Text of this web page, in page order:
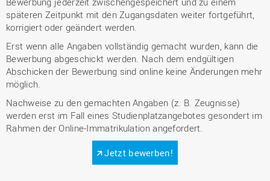
späteren Zeitpunkt mit den Zugangsdaten weiter fortgeführt,
korrigiert oder geändert werden.
Erst wenn alle Angaben vollständig gemacht wurden, kann die
Bewerbung abgeschickt werden. Nach dem endgültigen
Abschicken der Bewerbung sind online keine Änderungen mehr
möglich.
Nachweise zu den gemachten Angaben (z. B. Zeugnisse)
werden erst im Fall eines Studienplatzangebotes gesondert im
Rahmen der Online-Immatrikulation angefordert.
Jetzt bewerben!